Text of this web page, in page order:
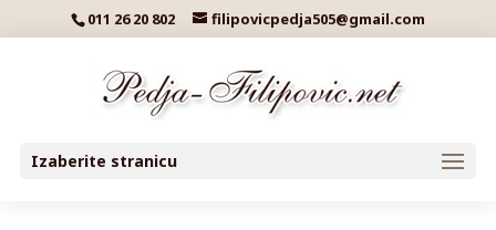
011 26 20 802 filipovicpedja505@gmail.com
Izaberite stranicu